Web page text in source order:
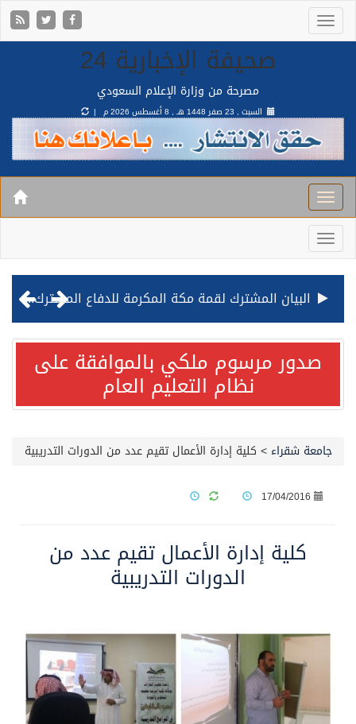
صحيفة الإخبارية 24
مصرحة من وزارة الإعلام السعودي
السبت , 23 صفر 1448 هـ , 8 أغسطس 2026 م |
البيان المشترك لقمة مكة المكرمة للدفاع المشترك بين المملكة وتركيا وباكستان
قيادة القوات المشتركة للتحالف: نفذنا عملية رد عسكري متناسبة لأهداف عسكرية مشروعة تابعة للمليشيا الحوثية الإرهابية في محافظة الحديدة
صدور مرسوم ملكي بالموافقة على نظام التعليم العام
سمو ولي العهد يتلقى اتصالًا هاتفيًا من رئيس الوزراء الباكستاني
الهيئة العامة للأمن الغذائي تكثف جهودها للحد من الفقد والهدر الغذائي خلال موسم حج 1447هـ
صدور مرسوم ملكي بالموافقة على
نظام التعليم العام
جامعة شقراء > كلية إدارة الأعمال تقيم عدد من الدورات التدريبية
17/04/2016
كلية إدارة الأعمال تقيم عدد من
الدورات التدريبية